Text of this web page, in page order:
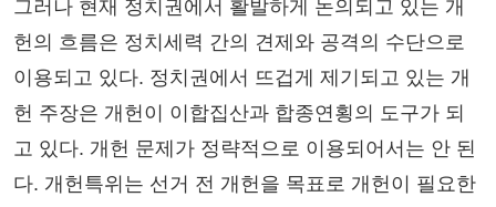
그러나 현재 정치권에서 활발하게 논의되고 있는 개
헌의 흐름은 정치세력 간의 견제와 공격의 수단으로
이용되고 있다. 정치권에서 뜨겁게 제기되고 있는 개
헌 주장은 개헌이 이합집산과 합종연횡의 도구가 되
고 있다. 개헌 문제가 정략적으로 이용되어서는 안 된
다. 개헌특위는 선거 전 개헌을 목표로 개헌이 필요한